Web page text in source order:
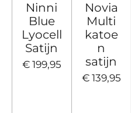
Ninni
Blue
Lyocell
Satijn
€ 199,95
Novia
Multi
katoe
n
satijn
€ 139,95